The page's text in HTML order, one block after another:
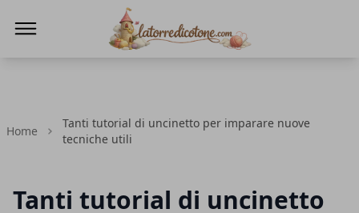
Home
Tanti tutorial di uncinetto per imparare nuove
tecniche utili
Tanti tutorial di uncinetto